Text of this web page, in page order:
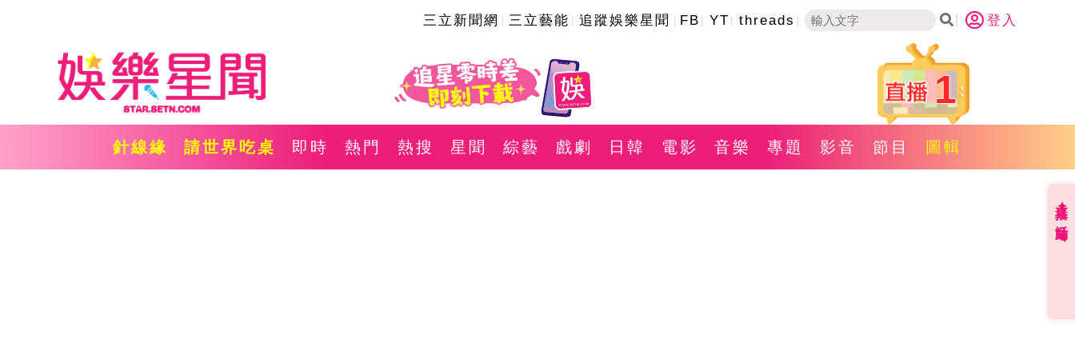
三立新聞網 三立藝能 追蹤娛樂星聞 FB YT threads 登入
1
針線緣 請世界吃桌 即時 熱門 熱搜 星聞 綜藝 戲劇 日韓 電影 音樂 專題 影音 節目 圖輯
直播✦活動